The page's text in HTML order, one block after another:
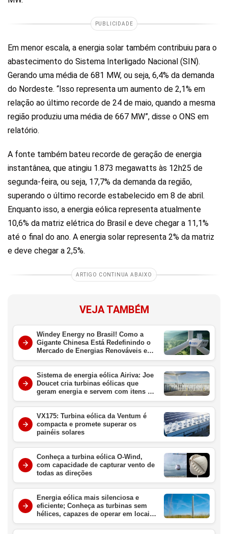
PUBLICIDADE
Em menor escala, a energia solar também contribuiu para o
abastecimento do Sistema Interligado Nacional (SIN).
Gerando uma média de 681 MW, ou seja, 6,4% da demanda
do Nordeste. “Isso representa um aumento de 2,1% em
relação ao último recorde de 24 de maio, quando a mesma
região produziu uma média de 667 MW”, disse o ONS em
relatório.
A fonte também bateu recorde de geração de energia
instantânea, que atingiu 1.873 megawatts às 12h25 de
segunda-feira, ou seja, 17,7% da demanda da região,
superando o último recorde estabelecido em 8 de abril.
Enquanto isso, a energia eólica representa atualmente
10,6% da matriz elétrica do Brasil e deve chegar a 11,1%
até o final do ano. A energia solar representa 2% da matriz
e deve chegar a 2,5%.
ARTIGO CONTINUA ABAIXO
VEJA TAMBÉM
Windey Energy no Brasil! Como a
Gigante Chinesa Está Redefinindo o
Mercado de Energias Renováveis e
Hidrogênio Verde no Nordeste
Sistema de energia eólica Airiva: Joe
Doucet cria turbinas eólicas que
geram energia e servem com itens de
decoração
VX175: Turbina eólica da Ventum é
compacta e promete superar os
painéis solares
Conheça a turbina eólica O-Wind,
com capacidade de capturar vento de
todas as direções
Energia eólica mais silenciosa e
eficiente; Conheça as turbinas sem
hélices, capazes de operar em locais
com menor geração de vento